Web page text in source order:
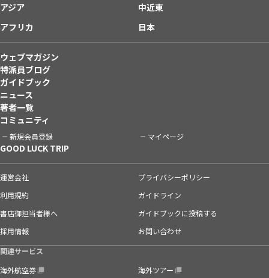
アジア
中近東
アフリカ
日本
ウェブマガジン
特派員ブログ
ガイドブック
ニュース
著者一覧
コミュニティ
新規会員登録 マイページ
GOOD LUCK TRIP
運営会社
プライバシーポリシー
利用規約
ガイドライン
書店御担当者様へ
ガイドブックに投稿する
採用情報
お問い合わせ
関連サービス
海外航空券
海外ツアー